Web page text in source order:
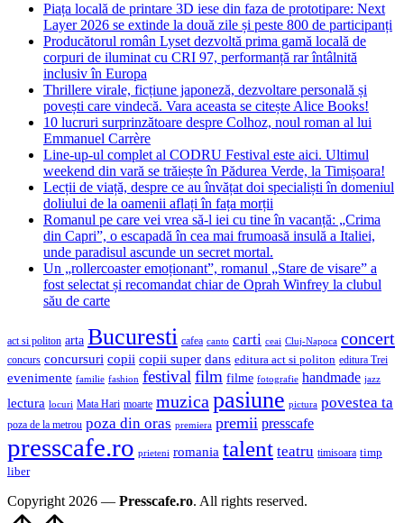
Piața locală de printare 3D iese din faza de prototipare: Next
Layer 2026 se extinde la două zile și peste 800 de participanți
Producătorul român Lyset dezvoltă prima gamă locală de
corpuri de iluminat cu CRI 97, performanță rar întâlnită
inclusiv în Europa
Thrillere virale, ficțiune japoneză, dezvoltare personală și
povești care vindecă. Vara aceasta se citește Alice Books!
10 lucruri surprinzătoare despre Colhoz, noul roman al lui
Emmanuel Carrère
Line-up-ul complet al CODRU Festival este aici. Ultimul
weekend din vară se trăiește în Pădurea Verde, la Timișoara!
Lecții de viață, despre ce au învățat doi specialiști în domeniul
doliului de la oamenii aflați în fața morții
Romanul pe care vei vrea să-l iei cu tine în vacanță: „Crima
din Capri”, o escapadă în cea mai frumoasă insulă a Italiei,
unde paradisul ascunde un secret mortal.
Un „rollercoaster emoționant”, romanul „Stare de visare” a
fost selectat și recomandat chiar de Oprah Winfrey la clubul
său de carte
act si politon arta Bucuresti cafea canto carti ceai Cluj-Napoca concert
concurs concursuri copii copii super dans editura act si politon editura Trei
evenimente familie fashion festivalfilm filme fotografie handmade jazz
lectura locuri Mata Hari moarte muzica pasiune pictura povestea ta
poza de la metrou poza din oras premiera premii presscafe
presscafe.ro prieteni romania talent teatru timisoara timp
liber
Copyright 2026 — Presscafe.ro. All rights reserved.